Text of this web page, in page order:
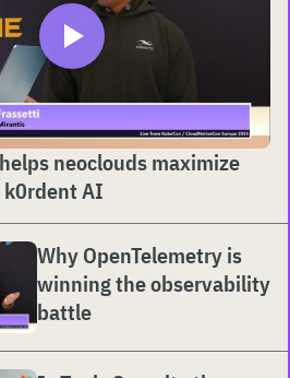
neoclouds maximize
k0rdent AI
Why OpenTelemetry is
winning the observability
battle